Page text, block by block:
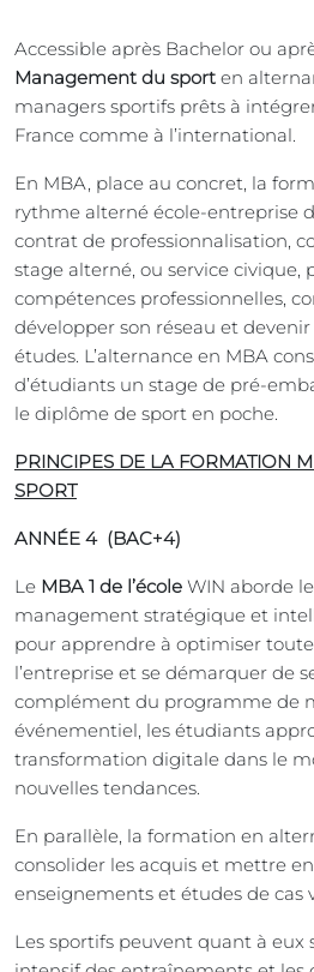
Accessible après Bachelor ou
Management du sport en
managers sportifs prêts à
France comme à l’international.
En MBA, place au concret, la
rythme alterné école-entreprise
contrat de professionnalisation,
stage alterné, ou service civique,
compétences professionnelles,
développer son réseau et
études. L’alternance en MBA
d’étudiants un stage de pré-
le diplôme de sport en poche.
PRINCIPES DE LA FORMATION
SPORT
ANNÉE 4 (BAC+4)
Le MBA 1 de l’école WIN aborde
management stratégique et
pour apprendre à optimiser
l’entreprise et se démarquer de
complément du programme de
événementiel, les étudiants
transformation digitale dans le
nouvelles tendances.
En parallèle, la formation en
consolider les acquis et mettre
enseignements et études de cas
Les sportifs peuvent quant à eux